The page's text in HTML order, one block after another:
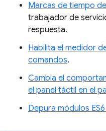
Marcas de tiempo
trabajador de
respuesta.
Habilita el medidor
comandos.
Cambia el
el panel táctil en el
Depura módulos